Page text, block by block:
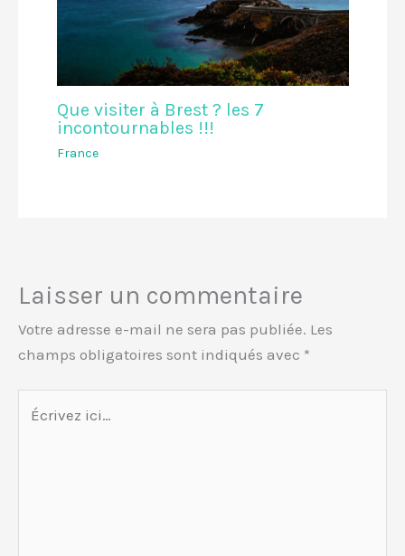
Que visiter à Brest ? les 7
incontournables !!!
France
Laisser un commentaire
Votre adresse e-mail ne sera pas publiée. Les
champs obligatoires sont indiqués avec *